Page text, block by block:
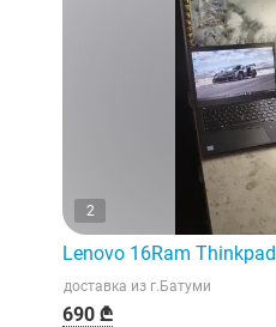
2
Lenovo 16Ram Thinkpad
доставка из г.Батуми
690 ₾